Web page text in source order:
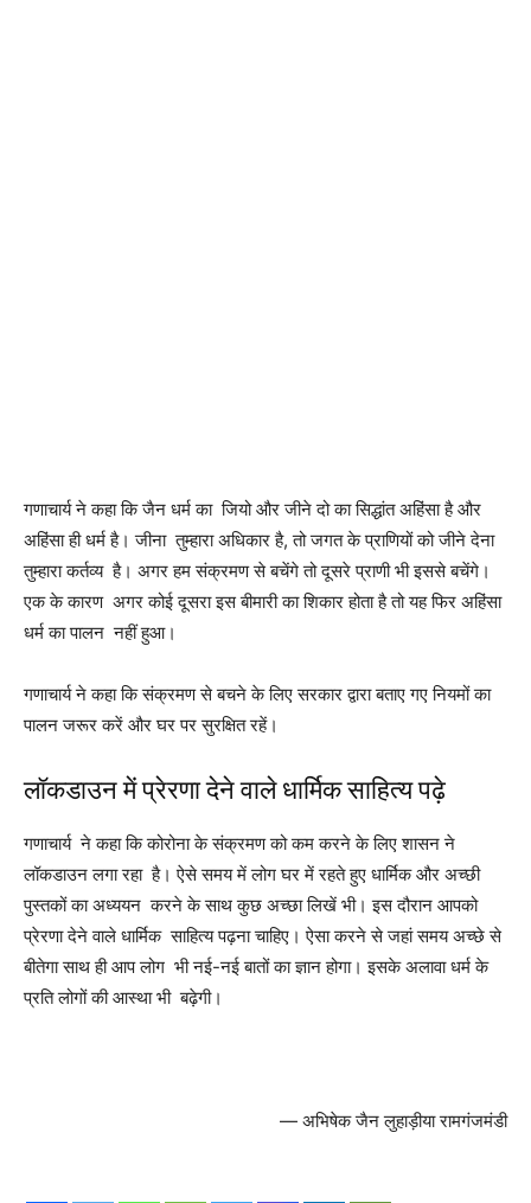
गणाचार्य ने कहा कि जैन धर्म का जियो और जीने दो का सिद्धांत अहिंसा है और
अहिंसा ही धर्म है। जीना तुम्हारा अधिकार है, तो जगत के प्राणियों को जीने देना
तुम्हारा कर्तव्य है। अगर हम संक्रमण से बचेंगे तो दूसरे प्राणी भी इससे बचेंगे।
एक के कारण अगर कोई दूसरा इस बीमारी का शिकार होता है तो यह फिर अहिंसा
धर्म का पालन नहीं हुआ।
गणाचार्य ने कहा कि संक्रमण से बचने के लिए सरकार द्वारा बताए गए नियमों का
पालन जरूर करें और घर पर सुरक्षित रहें।
लॉकडाउन में प्रेरणा देने वाले धार्मिक साहित्य पढ़े
गणाचार्य ने कहा कि कोरोना के संक्रमण को कम करने के लिए शासन ने
लॉकडाउन लगा रहा है। ऐसे समय में लोग घर में रहते हुए धार्मिक और अच्छी
पुस्तकों का अध्ययन करने के साथ कुछ अच्छा लिखें भी। इस दौरान आपको
प्रेरणा देने वाले धार्मिक साहित्य पढ़ना चाहिए। ऐसा करने से जहां समय अच्छे से
बीतेगा साथ ही आप लोग भी नई-नई बातों का ज्ञान होगा। इसके अलावा धर्म के
प्रति लोगों की आस्था भी बढ़ेगी।
— अभिषेक जैन लुहाड़ीया रामगंजमंडी